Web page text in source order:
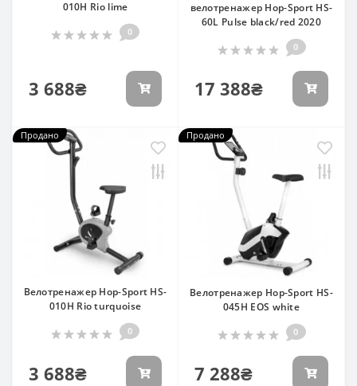
010H Rio lime
0
3 688₴
велотренажер Hop-Sport HS-
60L Pulse black/red 2020
0
17 388₴
Продано
Велотренажер Hop-Sport HS-
010H Rio turquoise
0
3 688₴
Продано
Велотренажер Hop-Sport HS-
045H EOS white
0
7 288₴